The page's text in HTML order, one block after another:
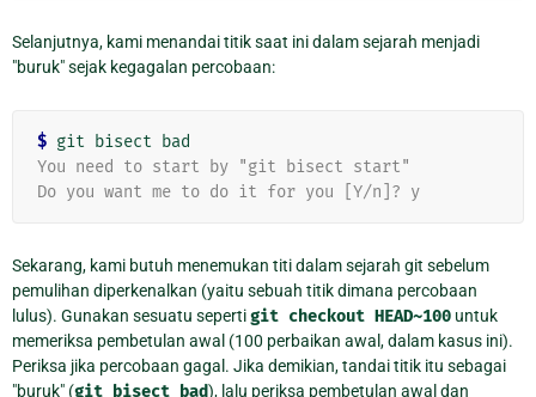
Selanjutnya, kami menandai titik saat ini dalam sejarah menjadi
"buruk" sejak kegagalan percobaan:
$
You need to start by "git bisect start"
Do you want me to do it for you [Y/n]? y
Sekarang, kami butuh menemukan titi dalam sejarah git sebelum
pemulihan diperkenalkan (yaitu sebuah titik dimana percobaan
lulus). Gunakan sesuatu sepertigit checkout HEAD~100 untuk
memeriksa pembetulan awal (100 perbaikan awal, dalam kasus ini).
Periksa jika percobaan gagal. Jika demikian, tandai titik itu sebagai
"buruk" (git bisect bad), lalu periksa pembetulan awal dan